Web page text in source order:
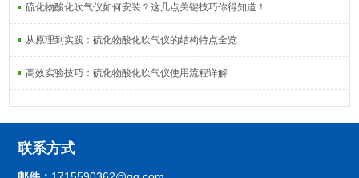
硫化物酸化吹气仪如何安装？这几点关键技巧你得知道！
从原理到实践：硫化物酸化吹气仪的结构特点全览
高效实验技巧：硫化物酸化吹气仪使用流程详解
联系方式